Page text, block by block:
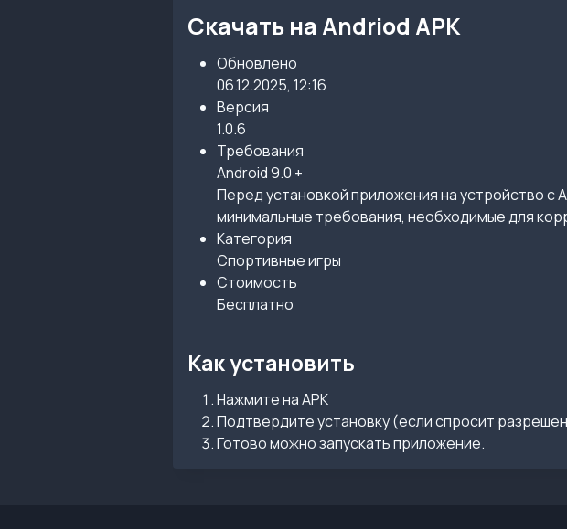
Скачать на Andriod APK
Обновлено
06.12.2025, 12:16
Версия
1.0.6
Требования
Android 9.0 +
Перед установкой приложения на устройство с
минимальные требования, необходимые для
Категория
Спортивные игры
Стоимость
Бесплатно
Как установить
Нажмите на APK
Подтвердите установку (если спросит
Готово можно запускать приложение.